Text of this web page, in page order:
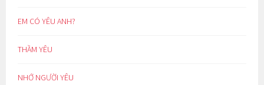
EM CÓ YÊU ANH?
THẦM YÊU
NHỚ NGƯỜI YÊU